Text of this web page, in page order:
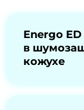
Energo ED
в
кожухе